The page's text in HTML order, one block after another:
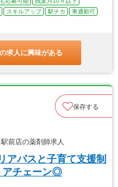
スキルアップ 駅チカ
車通勤可
求人に興味がある
保存する
前店の薬剤師求人
アパスと子育て支援制
アチェーン◎